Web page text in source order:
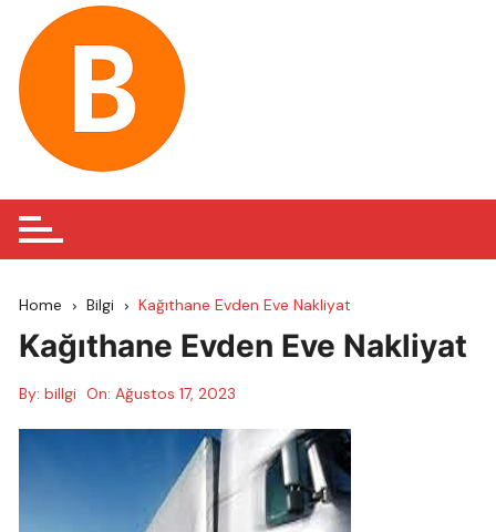
content
Home Bilgi Kağıthane Evden Eve Nakliyat
Kağıthane Evden Eve Nakliyat
By: billgi On:Ağustos 17, 2023